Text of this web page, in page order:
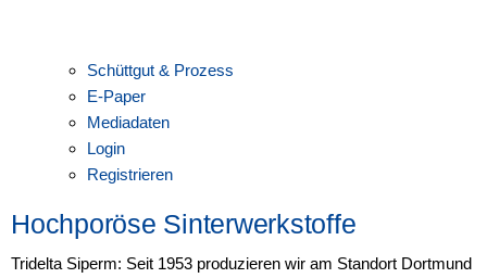
Schüttgut & Prozess
E-Paper
Mediadaten
Login
Registrieren
Hochporöse Sinterwerkstoffe
Tridelta Siperm: Seit 1953 produzieren wir am Standort Dortmund